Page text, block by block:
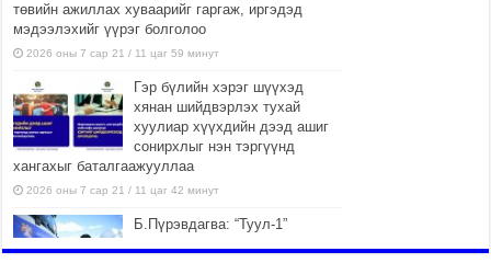
төвийн ажиллах хуваарийг гаргаж, иргэдэд
мэдээлэхийг үүрэг болголоо
2026 оны 7 сар 21 / 11 цаг 59 минут
Гэр бүлийн хэрэг шүүхэд
хянан шийдвэрлэх тухай
хуулиар хүүхдийн дээд ашиг
сонирхлыг нэн тэргүүнд
хангахыг баталгаажууллаа
2026 оны 7 сар 21 / 11 цаг 42 минут
Б.Пүрэвдагва: “Туул-1”